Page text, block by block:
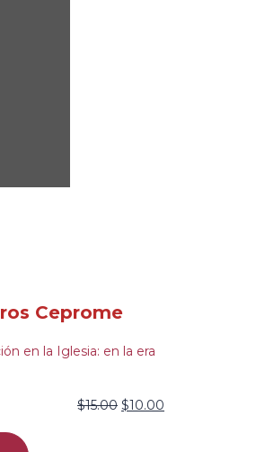
Ceprome
en la Iglesia: en la era
$15.00 $10.00